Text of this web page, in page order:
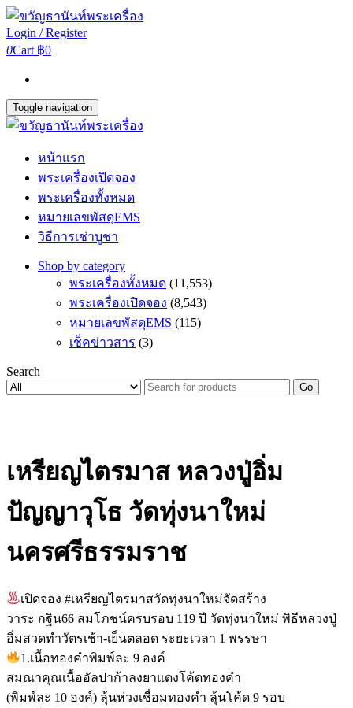
Login / Register
0Cart ฿0
Toggle navigation
หน้าแรก
พระเครื่องเปิดจอง
พระเครื่องทั้งหมด
หมายเลขพัสดุEMS
วิธีการเช่าบูชา
Shop by category
พระเครื่องทั้งหมด (11,553)
พระเครื่องเปิดจอง (8,543)
หมายเลขพัสดุEMS (115)
เช็คข่าวสาร (3)
Search
Go
เหรียญไตรมาส หลวงปู่อิ่ม
ปัญญาวุโธ วัดทุ่งนาใหม่
นครศรีธรรมราช
เปิดจอง #เหรียญไตรมาสวัดทุ่งนาใหม่จัดสร้าง
วาระ กฐิน66 สมโภชน์ครบรอบ 119 ปี วัดทุ่งนาใหม่ พิธีหลวงปู่
อิ่มสวดทำวัตรเช้า-เย็นตลอด ระยะเวลา 1 พรรษา
1.เนื้อทองคำพิมพ์ละ 9 องค์
สมณาคุณเนื้ออัลปาก้าลงยาแดงโค้ดทองคำ
(พิมพ์ละ 10 องค์) ลุ้นห่วงเชื่อมทองคำ ลุ้นโค้ด 9 รอบ